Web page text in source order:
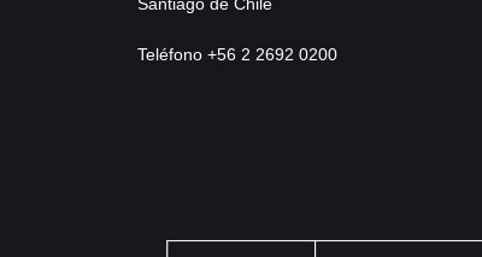
Santiago de Chile
Teléfono +56 2 2692 0200